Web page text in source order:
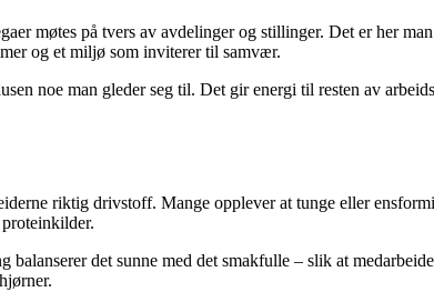
møtes på tvers av avdelinger og stillinger. Det er her
og et miljø som inviterer til samvær.
noe man gleder seg til. Det gir energi til resten av
riktig drivstoff. Mange opplever at tunge eller
det sunne med det smakfulle – slik at